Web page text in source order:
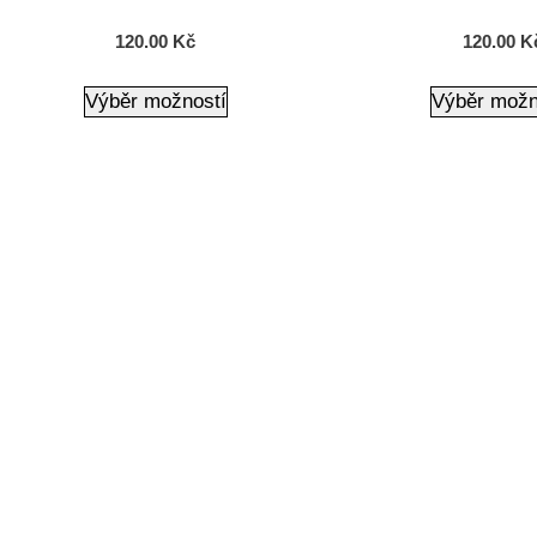
120.00 Kč
Výběr možností
120.00
Výběr